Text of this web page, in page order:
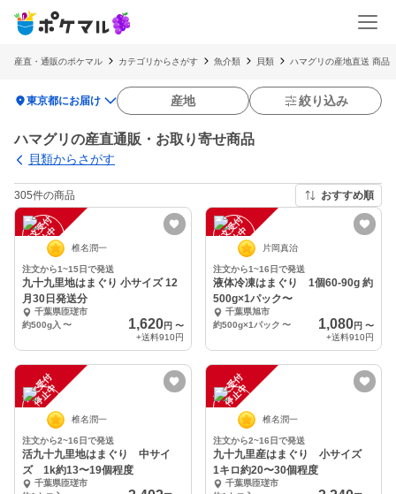
産直・通販のポケマル カテゴリからさがす 魚介類 貝類 ハマグリの産地直送 商品
location_on東京都にお届け 産地 絞り込み
ハマグリの産直通販・お取り寄せ商品
貝類からさがす
305件の商品 おすすめ順
注
文
受
付
停
止
中 椎名潤一
注文から1~15日で発送
九十九里地はまぐり 小サイズ 12
月30日発送分
千葉県匝瑳市
約500g入 〜 1,620円 〜
+送料910円
注
文
受
付
停
止
中 片岡真治
注文から1~16日で発送
液体冷凍はまぐり 1個60-90g 約
500g×1パック〜
千葉県旭市
約500g×1パック 〜 1,080円 〜
+送料910円
注
文
受
付
停
止
中
椎名潤一
注文から2~16日で発送
活九十九里地はまぐり 中サイ
ズ 1k約13〜19個程度
千葉県匝瑳市
注
文
受
付
停
止
中
椎名潤一
注文から2~16日で発送
九十九里産はまぐり 小サイズ
1キロ約20〜30個程度
千葉県匝瑳市